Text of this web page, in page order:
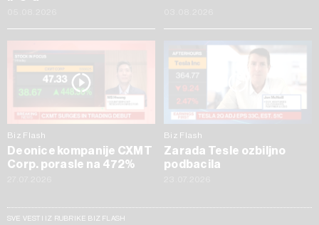
Biz Flash
Deonice kompanije CXMT
Corp. porasle na 472%
Biz Flash
Zarada Tesle ozbiljno
podbacila
SVE VESTI IZ RUBRIKE BIZ FLASH